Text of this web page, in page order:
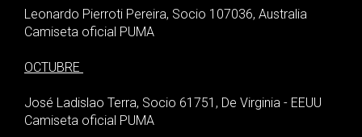
Leonardo Pierroti Pereira, Socio 107036, Australia
Camiseta oficial PUMA
OCTUBRE
José Ladislao Terra, Socio 61751, De Virginia - EEUU
Camiseta oficial PUMA